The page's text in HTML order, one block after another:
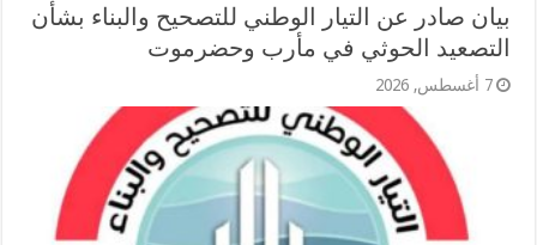
بيان صادر عن التيار الوطني للتصحيح والبناء بشأن
التصعيد الحوثي في مأرب وحضرموت
7 أغسطس, 2026